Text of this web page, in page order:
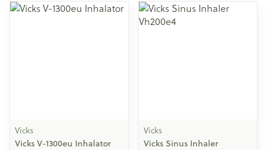
Vicks
Vicks V-1300eu Inhalator
Vicks
Vicks Sinus Inhaler